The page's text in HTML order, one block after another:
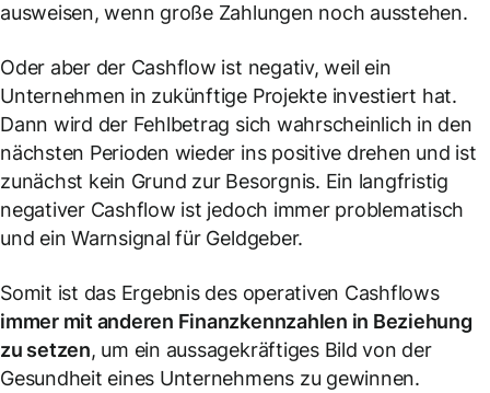
ausweisen, wenn große Zahlungen noch ausstehen.
Oder aber der Cashflow ist negativ, weil ein
Unternehmen in zukünftige Projekte investiert hat.
Dann wird der Fehlbetrag sich wahrscheinlich in den
nächsten Perioden wieder ins positive drehen und ist
zunächst kein Grund zur Besorgnis. Ein langfristig
negativer Cashflow ist jedoch immer problematisch
und ein Warnsignal für Geldgeber.
Somit ist das Ergebnis des operativen Cashflows
immer mit anderen Finanzkennzahlen in Beziehung
zu setzen, um ein aussagekräftiges Bild von der
Gesundheit eines Unternehmens zu gewinnen.